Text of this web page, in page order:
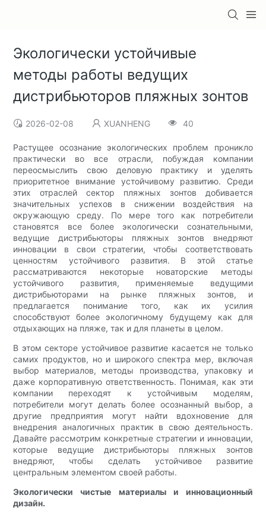
Экологически устойчивые
методы работы ведущих
дистрибьюторов пляжных зонтов
2026-02-08 XUANHENG 40
Растущее осознание экологических проблем проникло
практически во все отрасли, побуждая компании
переосмыслить свою деловую практику и уделять
приоритетное внимание устойчивому развитию. Среди
этих отраслей сектор пляжных зонтов добивается
значительных успехов в снижении воздействия на
окружающую среду. По мере того как потребители
становятся все более экологически сознательными,
ведущие дистрибьюторы пляжных зонтов внедряют
инновации в свои стратегии, чтобы соответствовать
ценностям устойчивого развития. В этой статье
рассматриваются некоторые новаторские методы
устойчивого развития, применяемые ведущими
дистрибьюторами на рынке пляжных зонтов, и
предлагается понимание того, как их усилия
способствуют более экологичному будущему как для
отдыхающих на пляже, так и для планеты в целом.
В этом секторе устойчивое развитие касается не только
самих продуктов, но и широкого спектра мер, включая
выбор материалов, методы производства, упаковку и
даже корпоративную ответственность. Понимая, как эти
компании переходят к устойчивым моделям,
потребители могут делать более осознанный выбор, а
другие предприятия могут найти вдохновение для
внедрения аналогичных практик в свою деятельность.
Давайте рассмотрим конкретные стратегии и инновации,
которые ведущие дистрибьюторы пляжных зонтов
внедряют, чтобы сделать устойчивое развитие
центральным элементом своей работы.
Экологически чистые материалы и инновационный
дизайн.